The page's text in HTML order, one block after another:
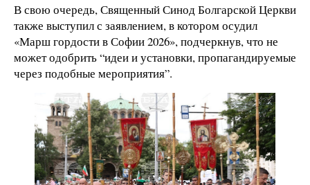
В свою очередь, Священный Синод Болгарской Церкви
также выступил с заявлением, в котором осудил
«Марш гордости в Софии 2026», подчеркнув, что не
может одобрить “идеи и установки, пропагандируемые
через подобные мероприятия”.